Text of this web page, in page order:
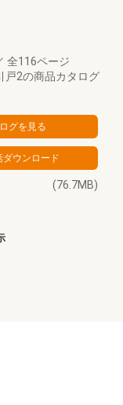
全116ページ
戸2の商品カタログ
(76.7MB)